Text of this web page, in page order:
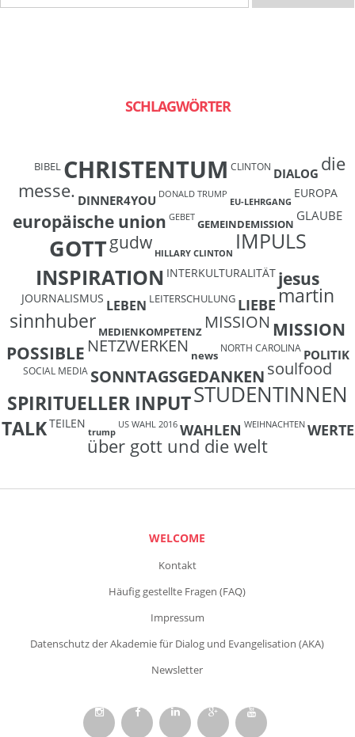
SCHLAGWÖRTER
BIBEL CHRISTENTUM CLINTON DIALOG die
messe. DINNER4YOU DONALD TRUMP
EU-LEHRGANG
EUROPA
europäische union GEBET GEMEINDEMISSION
GLAUBE
GOTTgudw HILLARY CLINTON IMPULS
INSPIRATION INTERKULTURALITÄT jesus
JOURNALISMUS LEBEN LEITERSCHULUNG LIEBEmartin
sinnhuber MEDIENKOMPETENZ MISSION MISSION
POSSIBLE NETZWERKEN news
NORTH CAROLINA POLITIK
SOCIAL MEDIA SONNTAGSGEDANKENsoulfood
SPIRITUELLER INPUTSTUDENTINNEN
TALKTEILEN
trump
US WAHL 2016 WAHLEN WEIHNACHTEN WERTE
über gott und die welt
WELCOME
Kontakt
Häufig gestellte Fragen (FAQ)
Impressum
Datenschutz der Akademie für Dialog und Evangelisation (AKA)
Newsletter